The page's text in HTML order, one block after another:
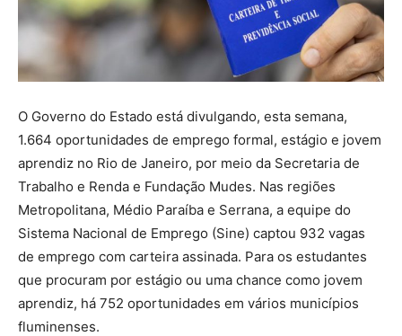
O Governo do Estado está divulgando, esta semana,
1.664 oportunidades de emprego formal, estágio e jovem
aprendiz no Rio de Janeiro, por meio da Secretaria de
Trabalho e Renda e Fundação Mudes. Nas regiões
Metropolitana, Médio Paraíba e Serrana, a equipe do
Sistema Nacional de Emprego (Sine) captou 932 vagas
de emprego com carteira assinada. Para os estudantes
que procuram por estágio ou uma chance como jovem
aprendiz, há 752 oportunidades em vários municípios
fluminenses.